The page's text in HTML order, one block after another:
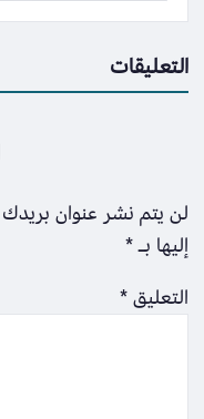
التعليقات
لن يتم نشر عنوان بريدك
إليها بـ*
التعليق*